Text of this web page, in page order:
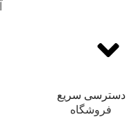
دسترسی سریع
فروشگاه